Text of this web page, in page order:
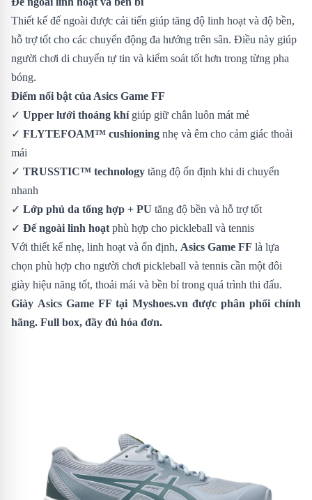
Thiết kế đế ngoài được cải tiến giúp tăng độ linh hoạt và độ bền,
hỗ trợ tốt cho các chuyển động đa hướng trên sân. Điều này giúp
người chơi di chuyển tự tin và kiểm soát tốt hơn trong từng pha
bóng.
Điểm nổi bật của Asics Game FF
✓ Upper lưới thoáng khígiúp giữ chân luôn mát mẻ
✓ FLYTEFOAM™ cushioning nhẹ và êm cho cảm giác thoải
mái
✓ TRUSSTIC™ technology tăng độ ổn định khi di chuyển
nhanh
✓ Lớp phủ da tổng hợp + PU tăng độ bền và hỗ trợ tốt
✓ Đế ngoài linh hoạt phù hợp cho pickleball và tennis
Với thiết kế nhẹ, linh hoạt và ổn định, Asics Game FF là lựa
chọn phù hợp cho người chơi pickleball và tennis cần một đôi
giày hiệu năng tốt, thoải mái và bền bỉ trong quá trình thi đấu.
Giày Asics Game FF tại Myshoes.vn được phân phối chính
hãng. Full box, đầy đủ hóa đơn.